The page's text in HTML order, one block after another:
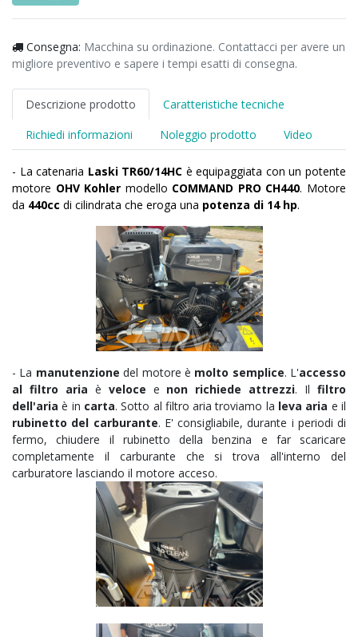
Consegna: Macchina su ordinazione. Contattacci per avere un
migliore preventivo e sapere i tempi esatti di consegna.
Descrizione prodotto
Caratteristiche tecniche
Richiedi informazioni
Noleggio prodotto Video
- La catenaria Laski TR60/14HC è equipaggiata con un potente
motore OHV Kohler modello COMMAND PRO CH440. Motore
da 440cc di cilindrata che eroga una potenza di 14 hp.
- La manutenzione del motore è molto semplice. L'accesso
al filtro aria è veloce e non richiede attrezzi. Ilfiltro
dell'aria è in carta. Sotto al filtro aria troviamo la leva aria e il
rubinetto del carburante. E' consigliabile, durante i periodi di
fermo, chiudere il rubinetto della benzina e far scaricare
completamente il carburante che si trova all'interno del
carburatore lasciando il motore acceso.